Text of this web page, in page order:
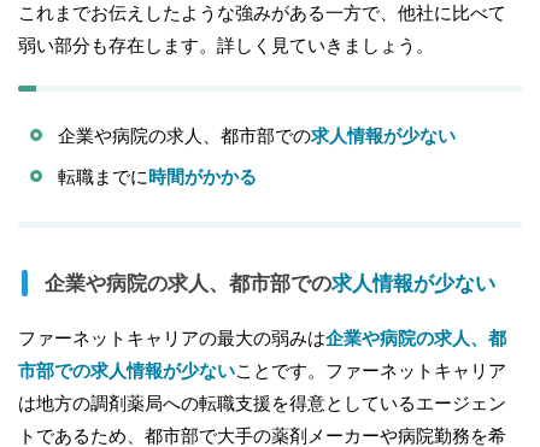
これまでお伝えしたような強みがある一方で、他社に比べて
弱い部分も存在します。詳しく見ていきましょう。
企業や病院の求人、都市部での求人情報が少ない
転職までに時間がかかる
企業や病院の求人、都市部での求人情報が少ない
ファーネットキャリアの最大の弱みは企業や病院の求人、都
市部での求人情報が少ないことです。ファーネットキャリア
は地方の調剤薬局への転職支援を得意としているエージェン
トであるため、都市部で大手の薬剤メーカーや病院勤務を希